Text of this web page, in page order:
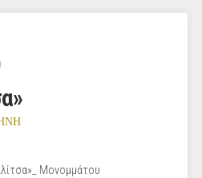
Μονομμάτου